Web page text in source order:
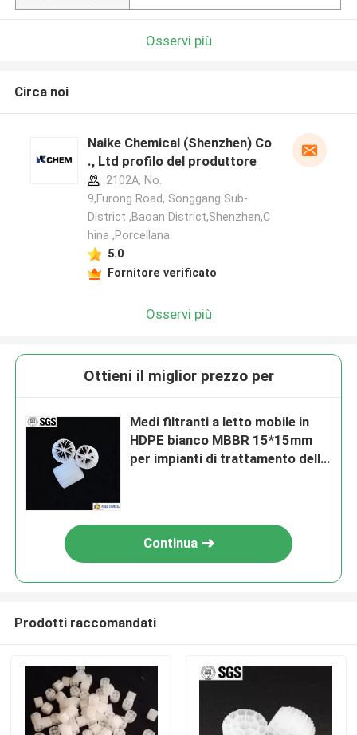
Osservi più
Circa noi
Naike Chemical (Shenzhen) Co
., Ltd profilo del produttore
2102A, No.
9,Furong Road, Songgang Sub-
District ,Baoan District,Shenzhen,C
hina ,Porcellana
5.0
Fornitore verificato
Osservi più
Ottieni il miglior prezzo per
Medi filtranti a letto mobile in
HDPE bianco MBBR 15*15mm
per impianti di trattamento delle
Continua
Prodotti raccomandati